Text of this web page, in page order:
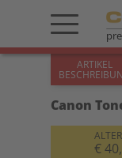
ARTIKEL
Canon
€